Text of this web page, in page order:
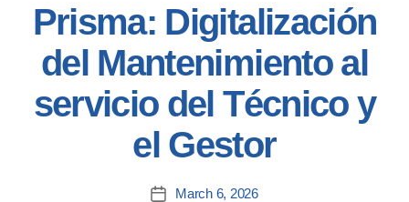
Prisma: Digitalización
del Mantenimiento al
servicio del Técnico y
el Gestor
March 6, 2026